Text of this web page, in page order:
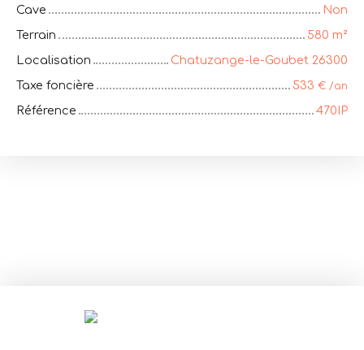
Cave
Non
Terrain
580 m²
Localisation
Chatuzange-le-Goubet 26300
Taxe foncière
533 € /an
Référence 470IP